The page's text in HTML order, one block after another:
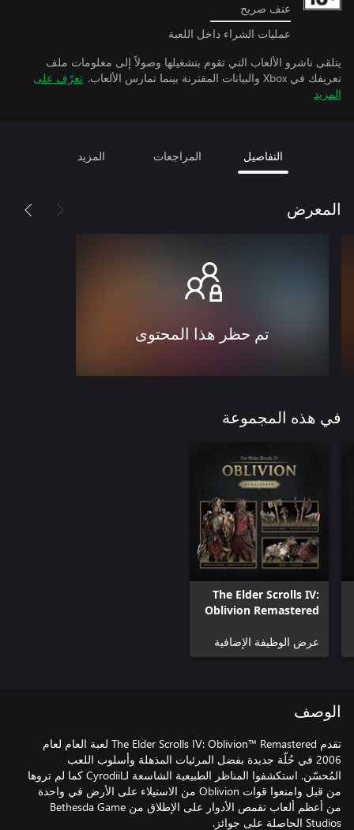
عنف صريح
عمليات الشراء داخل اللعبة
يتلقى ناشرو الألعاب التي تقوم بتشغيلها وصولاً إلى معلومات ملف
تعريفك في Xbox والبيانات المقترنة بينما تمارس الألعاب.
تعرّف على
المزيد
التفاصيل المراجعات المزيد
المعرض
تم حظر هذا المحتوى
في هذه المجموعة
The Elder Scrolls IV:
Oblivion Remastered
Content
عرض الوظيفة الإضافية
الوصف
تقدم The Elder Scrolls IV: Oblivion™ Remastered لعبة العام لعام
2006 في حُلّة جديدة بفضل المرئيات المذهلة وأسلوب اللعب
المُحسّن. استكشفوا المناظر الطبيعية الشاسعة لـCyrodiil كما لم تروها
من قبل وامنعوا قوات Oblivion من الاستيلاء على الأرض في واحدة
من أعظم ألعاب تقمص الأدوار على الإطلاق من Bethesda Game